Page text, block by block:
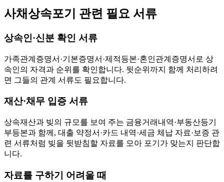
사채상속포기 관련 필요 서류
상속인·신분 확인 서류
가족관계증명서·기본증명서·제적등본·혼인관계증명서로 상
속인의 자격과 순위를 확인합니다. 뒷순위까지 함께 처리하려
면 그들의 관계 서류도 필요합니다.
재산·채무 입증 서류
상속재산과 빚의 규모를 보여 주는 금융거래내역·부동산등기
부등본과 함께, 대출 약정서·카드 내역·세금 체납 자료·보증 관
련 서류처럼 빚을 뒷받침할 자료를 모아 포기가 맞는지 판단합
니다.
자료를 구하기 어려울 때